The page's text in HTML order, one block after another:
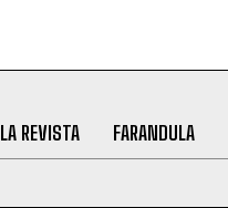
REVISTA FARANDULA